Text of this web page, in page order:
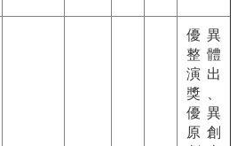
優異
整體
演出
獎、
優異
原創